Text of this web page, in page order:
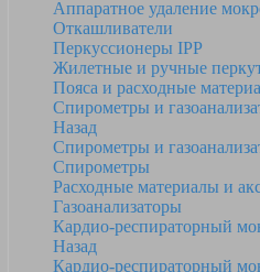
Аппаратное удаление
Откашливатели
Перкуссионеры IPP
Жилетные и ручные
Пояса и расходные
Спирометры и
Назад
Спирометры и
Спирометры
Расходные материалы и
Газоанализаторы
Кардио-респираторный
Назад
Кардио-респираторный